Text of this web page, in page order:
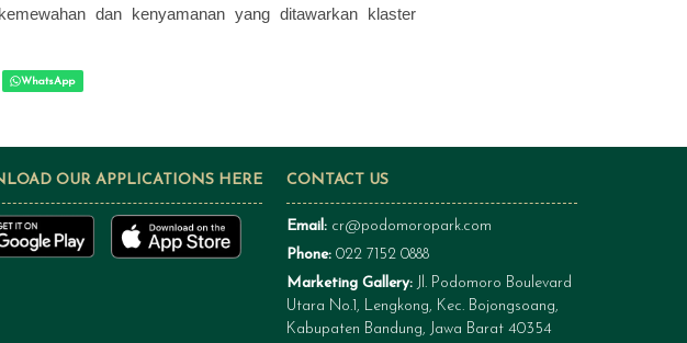
dan kenyamanan yang ditawarkan klaster
WhatsApp
OUR APPLICATIONS HERE CONTACT US
Email: cr@podomoropark.com
Phone: 022 7152 0888
Marketing Gallery:Jl. Podomoro Boulevard
Utara No.1, Lengkong, Kec. Bojongsoang,
Kabupaten Bandung, Jawa Barat 40354